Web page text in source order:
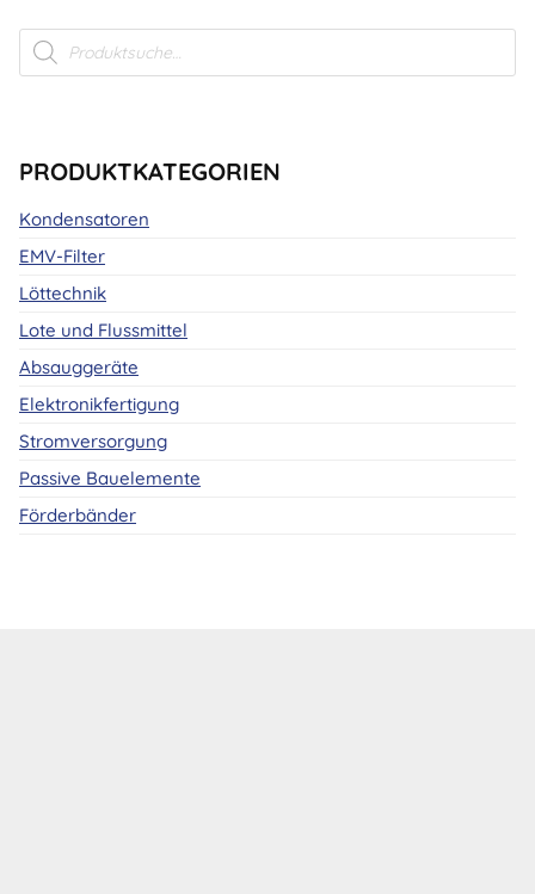
Products
search
PRODUKTKATEGORIEN
Kondensatoren
EMV-Filter
Löttechnik
Lote und Flussmittel
Absauggeräte
Elektronikfertigung
Stromversorgung
Passive Bauelemente
Förderbänder